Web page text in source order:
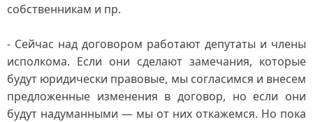
собственникам и пр.
- Сейчас над договором работают депутаты и члены
исполкома. Если они сделают замечания, которые
будут юридически правовые, мы согласимся и внесем
предложенные изменения в договор, но если они
будут надуманными — мы от них откажемся. Но пока